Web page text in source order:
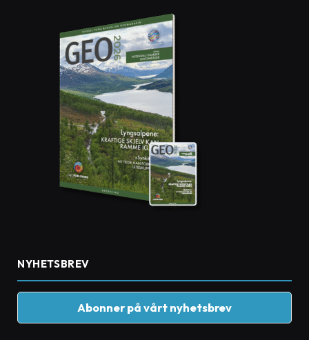
NYHETSBREV
Abonner på vårt nyhetsbrev